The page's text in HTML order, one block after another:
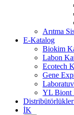
Arıtma
E-Katalog
Biokim
Labon
Ecotech
Gene
YL Biont
İK